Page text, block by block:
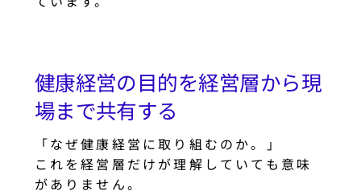
健康経営の目的を経営層から現
場まで共有する
「なぜ健康経営に取り組むのか。」
これを経営層だけが理解していても意味
がありません。